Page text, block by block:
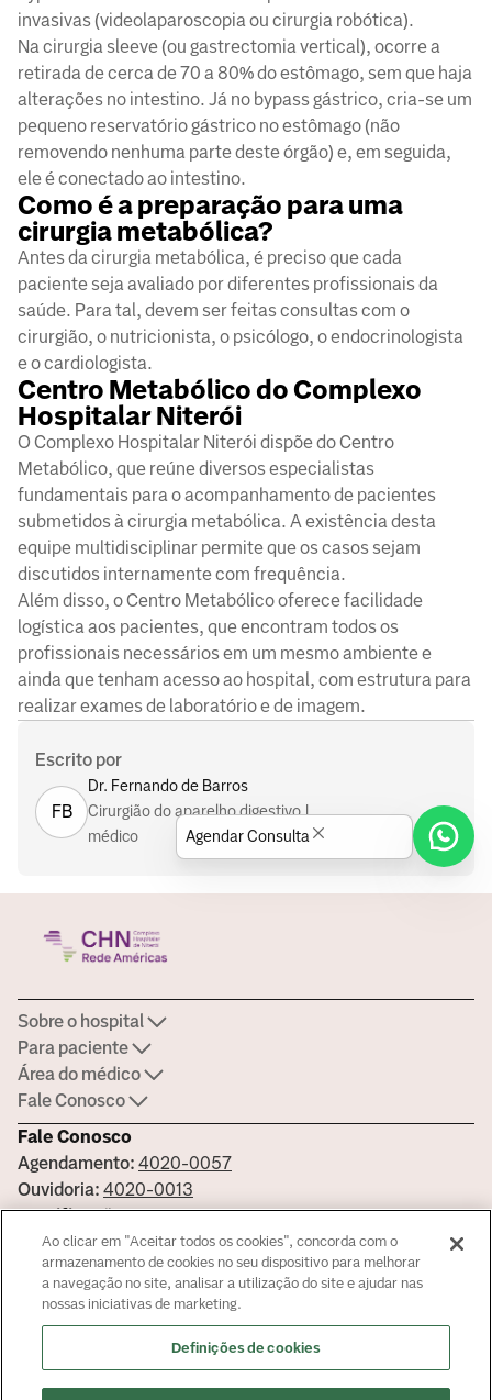
invasivas (videolaparoscopia ou cirurgia robótica).
Na cirurgia sleeve (ou gastrectomia vertical), ocorre a
retirada de cerca de 70 a 80% do estômago, sem que haja
alterações no intestino. Já no bypass gástrico, cria-se um
pequeno reservatório gástrico no estômago (não
removendo nenhuma parte deste órgão) e, em seguida,
ele é conectado ao intestino.
Como é a preparação para uma
cirurgia metabólica?
Antes da cirurgia metabólica, é preciso que cada
paciente seja avaliado por diferentes profissionais da
saúde. Para tal, devem ser feitas consultas com o
cirurgião, o nutricionista, o psicólogo, o endocrinologista
e o cardiologista.
Centro Metabólico do Complexo
Hospitalar Niterói
O Complexo Hospitalar Niterói dispõe do Centro
Metabólico, que reúne diversos especialistas
fundamentais para o acompanhamento de pacientes
submetidos à cirurgia metabólica. A existência desta
equipe multidisciplinar permite que os casos sejam
discutidos internamente com frequência.
Além disso, o Centro Metabólico oferece facilidade
logística aos pacientes, que encontram todos os
profissionais necessários em um mesmo ambiente e
ainda que tenham acesso ao hospital, com estrutura para
realizar exames de laboratório e de imagem.
Escrito por
FB
Dr. Fernando de Barros
Cirurgião do aparelho digestivo |
médico
Fale Conosco
Agendamento: 4020-0057
Ouvidoria: 4020-0013
Certificações
Saiba mais sobre nossas certificações
Sobre o hospital
Para paciente
Área do médico
Fale Conosco
52759996
Agendar Consulta
Ao clicar em "Aceitar todos os cookies", concorda com o
armazenamento de cookies no seu dispositivo para melhorar
a navegação no site, analisar a utilização do site e ajudar nas
nossas iniciativas de marketing.
Definições de cookies